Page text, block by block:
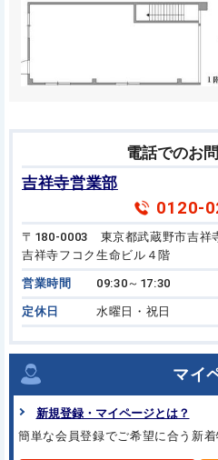
電話でのお
吉祥寺営業部
0120-
〒180-0003 東京都武蔵野市吉祥
吉祥寺フコク生命ビル４階
営業時間 09:30～17:30
定休日 水曜日・祝日
マイ
新規登録・マイページとは？
簡単な会員登録でご希望に合う 新